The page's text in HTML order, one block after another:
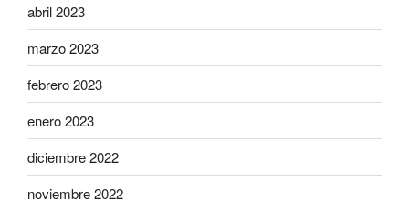
abril 2023
marzo 2023
febrero 2023
enero 2023
diciembre 2022
noviembre 2022